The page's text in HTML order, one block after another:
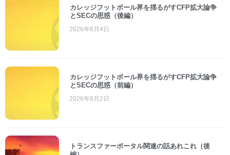
カレッジフットボール界を揺るがすCFP拡大論争
とSECの思惑（後編）
2026年6月4日
カレッジフットボール界を揺るがすCFP拡大論争
とSECの思惑（前編）
2026年6月2日
トランスファーポータル関連の話あれこれ（後